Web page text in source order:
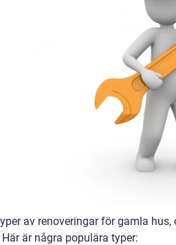
av renoveringar för gamla
är några populära typer: